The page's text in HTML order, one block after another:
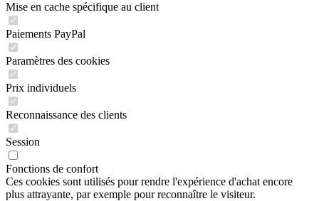
Mise en cache spécifique au client
Paiements PayPal
Paramètres des cookies
Prix individuels
Reconnaissance des clients
Session
Fonctions de confort
Ces cookies sont utilisés pour rendre l'expérience d'achat encore
plus attrayante, par exemple pour reconnaître le visiteur.